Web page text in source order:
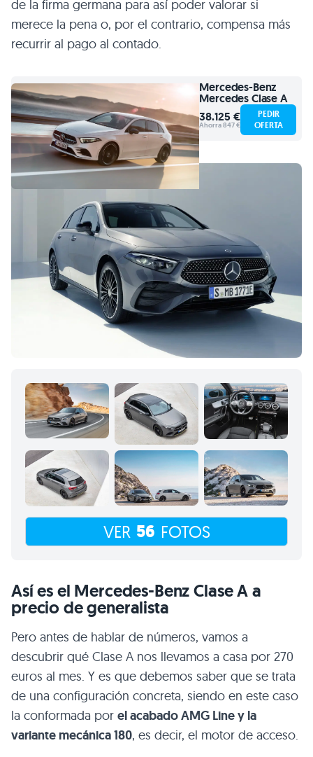
de la firma germana para así poder valorar si
merece la pena o, por el contrario, compensa más
recurrir al pago al contado.
Mercedes-Benz
Mercedes Clase A
38.125 €
Ahorra 847 €
PEDIR
OFERTA
VER 56 FOTOS
Así es el Mercedes-Benz Clase A a
precio de generalista
Pero antes de hablar de números, vamos a
descubrir qué Clase A nos llevamos a casa por 270
euros al mes. Y es que debemos saber que se trata
de una configuración concreta, siendo en este caso
la conformada por el acabado AMG Line y la
variante mecánica 180, es decir, el motor de acceso.